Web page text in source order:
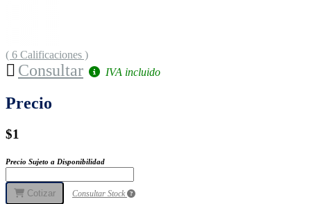
( 6 Calificaciones )
Consultar IVA incluido
Precio
$1
Precio Sujeto a Disponibilidad
Cotizar Consultar Stock